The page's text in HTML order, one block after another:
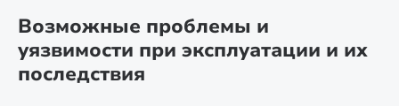
Возможные проблемы и
уязвимости при эксплуатации и их
последствия